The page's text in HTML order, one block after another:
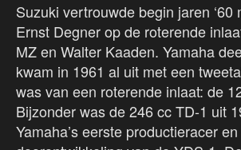
Suzuki vertrouwde begin jaren ‘60
Ernst Degner op de roterende
MZ en Walter Kaaden. Yamaha
kwam in 1961 al uit met een
was van een roterende inlaat: de
Bijzonder was de 246 cc TD-1 uit
Yamaha’s eerste productieracer